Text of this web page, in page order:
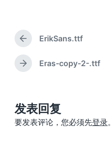
上
篇
文
章
ErikSans.ttf
下
：
Eras-copy-2-.ttf
发表回复
要发表评论，您必须先登录。